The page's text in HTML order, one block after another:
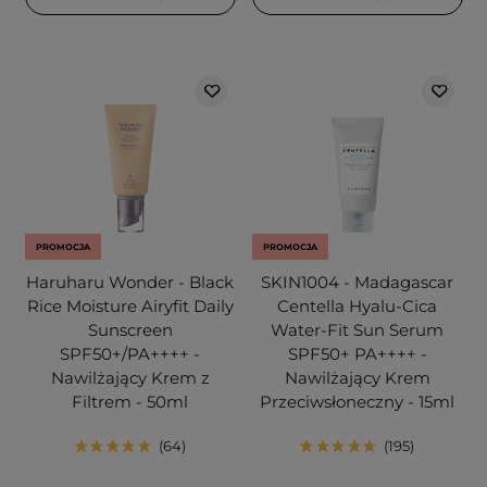
PROMOCJA
Haruharu Wonder - Black
Rice Moisture Airyfit Daily
Sunscreen
SPF50+/PA++++ -
Nawilżający Krem z
Filtrem - 50ml
64
PROMOCJA
SKIN1004 - Madagascar
Centella Hyalu-Cica
Water-Fit Sun Serum
SPF50+ PA++++ -
Nawilżający Krem
Przeciwsłoneczny - 15ml
195